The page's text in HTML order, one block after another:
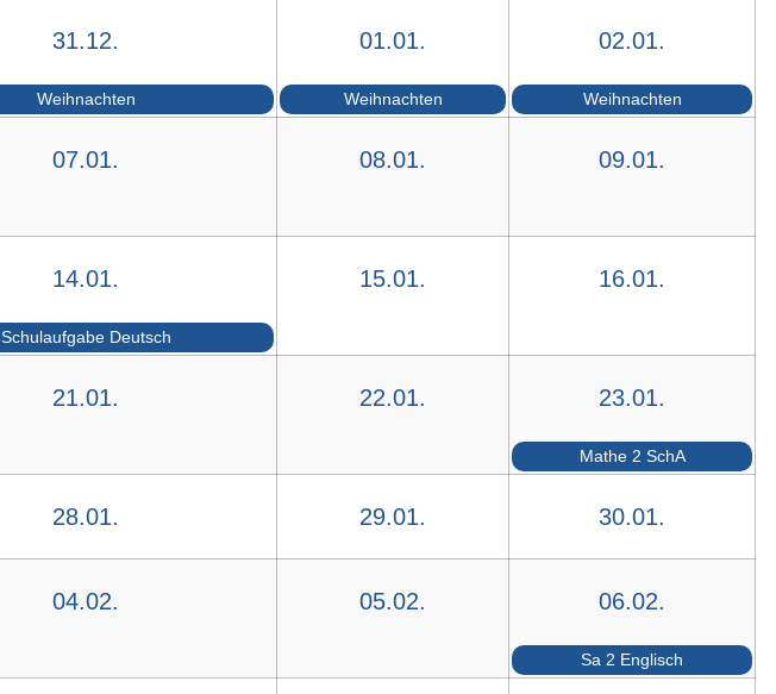
31.12.
Weihnachten
01.01.
Weihnachten
02.01.
Weihnachten
07.01. 08.01. 09.01.
14.01.
Schulaufgabe Deutsch
15.01. 16.01.
21.01. 22.01. 23.01.
Mathe 2 SchA
28.01. 29.01. 30.01.
04.02. 05.02. 06.02.
Sa 2 Englisch